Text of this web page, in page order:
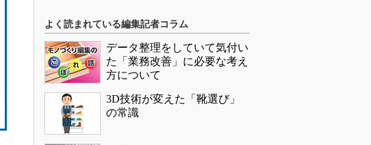
よく読まれている編集記者コラム
データ整理をしていて気付い
た「業務改善」に必要な考え
方について
3D技術が変えた「靴選び」
の常識